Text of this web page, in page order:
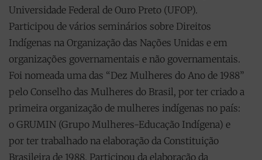
Universidade Federal de Ouro Preto (UFOP).
Participou de vários seminários sobre Direitos
Indígenas na Organização das Nações Unidas e em
organizações governamentais e não governamentais.
Foi nomeada uma das “Dez Mulheres do Ano de 1988”
pelo Conselho das Mulheres do Brasil, por ter criado a
primeira organização de mulheres indígenas no país:
o GRUMIN (Grupo Mulheres-Educação Indígena) e
por ter trabalhado na elaboração da Constituição
Brasileira de 1988. Participou da elaboração da